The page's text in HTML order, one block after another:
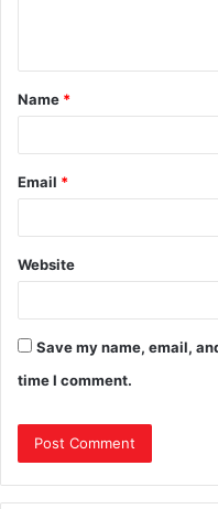
Name *
Email *
Website
Save my name, email,
time I comment.